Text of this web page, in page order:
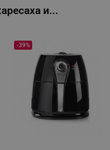
и...
-39%
.alleop.bg